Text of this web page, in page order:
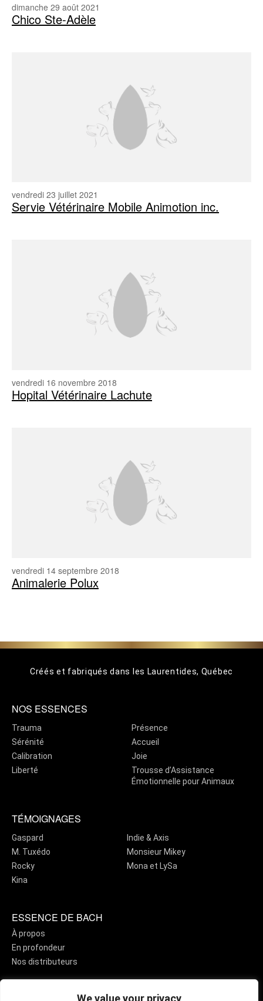
We value your privacy
dimanche 29 août 2021
Chico Ste-Adèle
vendredi 23 juillet 2021
Servie Vétérinaire Mobile Animotion inc.
vendredi 16 novembre 2018
Hopital Vétérinaire Lachute
vendredi 14 septembre 2018
Animalerie Polux
Créés et fabriqués dans les Laurentides, Québec
NOS ESSENCES
Trauma
Présence
Sérénité
Accueil
Calibration
Joie
Liberté
Trousse d’Assistance
Émotionnelle pour Animaux
TÉMOIGNAGES
Gaspard
Indie & Axis
M. Tuxédo
Monsieur Mikey
Rocky
Mona et LySa
Kina
ESSENCE DE BACH
À propos
En profondeur
Nos distributeurs